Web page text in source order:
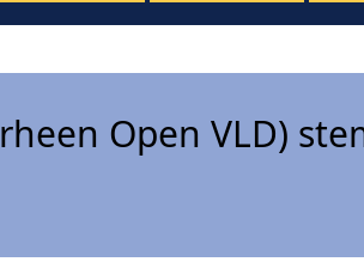
Open VLD)